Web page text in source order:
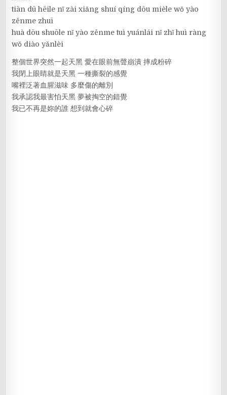
tiān dū hēile nǐ zài xiǎng shuí qíng dōu mièle wǒ yào
zěnme zhuī
huà dōu shuōle nǐ yào zěnme tuì yuánlái nǐ zhǐ huì ràng
wǒ diào yǎnlèi
整個世界突然一起天黑 愛在眼前無聲崩潰 摔成粉碎
我閉上眼睛就是天黑 一種撕裂的感覺
嘴裡泛著血腥滋味 多麼傷的離別
我承認我最害怕天黑 夢被掏空的錯覺
我已不再是妳的誰 想到就會心碎